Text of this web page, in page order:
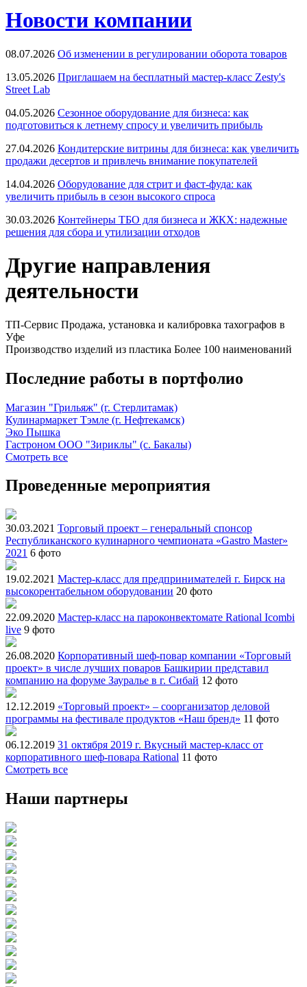
Новости компании
08.07.2026 Об изменении в регулировании оборота товаров
13.05.2026 Приглашаем на бесплатный мастер-класс Zesty's
Street Lab
04.05.2026 Сезонное оборудование для бизнеса: как
подготовиться к летнему спросу и увеличить прибыль
27.04.2026 Кондитерские витрины для бизнеса: как увеличить
продажи десертов и привлечь внимание покупателей
14.04.2026 Оборудование для стрит и фаст-фуда: как
увеличить прибыль в сезон высокого спроса
30.03.2026 Контейнеры ТБО для бизнеса и ЖКХ: надежные
решения для сбора и утилизации отходов
Другие направления
деятельности
ТП-Сервис Продажа, установка и калибровка тахографов в
Уфе
Производство изделий из пластика Более 100 наименований
Последние работы в портфолио
Магазин "Грильяж" (г. Стерлитамак)
Кулинармаркет Тэмле (г. Нефтекамск)
Эко Пышка
Гастроном ООО "Зириклы" (с. Бакалы)
Смотреть все
Проведенные мероприятия
30.03.2021 Торговый проект – генеральный спонсор
Республиканского кулинарного чемпионата «Gastro Master»
2021 6 фото
19.02.2021 Мастер-класс для предпринимателей г. Бирск на
высокорентабельном оборудовании 20 фото
22.09.2020 Мастер-класс на пароконвектомате Rational Icombi
live 9 фото
26.08.2020 Корпоративный шеф-повар компании «Торговый
проект» в числе лучших поваров Башкирии представил
компанию на форуме Зауралье в г. Сибай 12 фото
12.12.2019 «Торговый проект» – соорганизатор деловой
программы на фестивале продуктов «Наш бренд» 11 фото
06.12.2019 31 октября 2019 г. Вкусный мастер-класс от
корпоративного шеф-повара Rational 11 фото
Смотреть все
Наши партнеры